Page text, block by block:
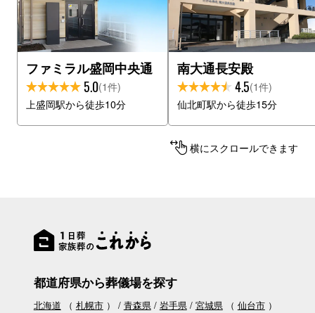
ファミラル盛岡中央通
5.0(1件)
上盛岡駅から徒歩10分
南大通長安殿
4.5(1件)
仙北町駅から徒歩15分
横にスクロールできます
都道府県から葬儀場を探す
北海道 （ 札幌市） 青森県 岩手県 宮城県（ 仙台市）